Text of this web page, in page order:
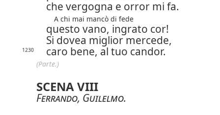
che vergogna e orror mi fa.
A chi mai mancò di fede
questo vano, ingrato cor!
Si dovea miglior mercede,
1230 caro bene, al tuo candor.
(Parte.)
SCENA VIII
Ferrando, Guilelmo.